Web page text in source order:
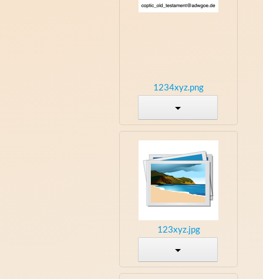
1234xyz.png
123xyz.jpg